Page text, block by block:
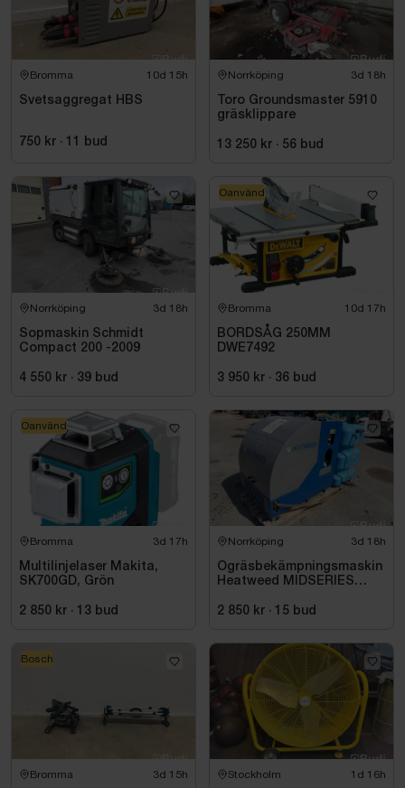
Bromma 10d 15h
Svetsaggregat HBS
750 kr · 11 bud
Norrköping 3d 18h
Toro Groundsmaster 5910
gräsklippare
13 250 kr · 56 bud
Norrköping 3d 18h
Sopmaskin Schmidt
Compact 200 -2009
4 550 kr · 39 bud
Bromma 10d 17h
BORDSÅG 250MM
DWE7492
3 950 kr · 36 bud
Oanvänd
Bromma 3d 17h
Multilinjelaser Makita,
SK700GD, Grön
2 850 kr · 13 bud
Oanvänd
Norrköping 3d 18h
Ogräsbekämpningsmaskin
Heatweed MIDSERIES
2 850 kr · 15 bud
Bromma 3d 15h
Bosch
Stockholm 1d 16h